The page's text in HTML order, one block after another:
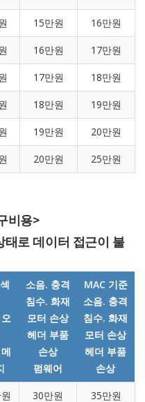
15만원 16만원
16만원 17만원
17만원 18만원
18만원 19만원
19만원 20만원
20만원 25만원
비용>
로 데이터 접근이 불
소음. 충격
침수. 화재
모터 손상
헤더 부품
손상
펌웨어
MAC 기준
소음. 충격
침수. 화재
모터 손상
헤더 부품
손상
30만원 35만원